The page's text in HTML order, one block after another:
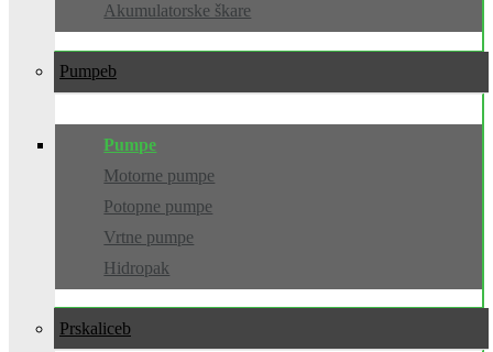
Akumulatorske škare
Pumpe
Pumpe
Motorne pumpe
Potopne pumpe
Vrtne pumpe
Hidropak
Prskalice